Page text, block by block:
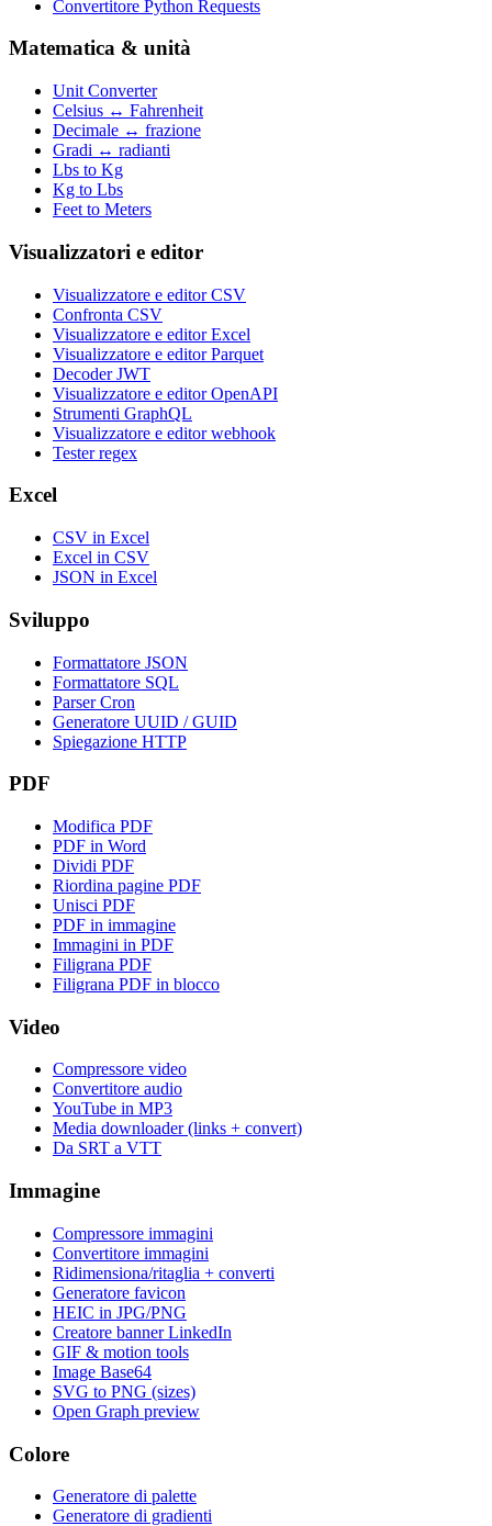
Convertitore Python Requests
Matematica & unità
Unit Converter
Celsius ↔ Fahrenheit
Decimale ↔ frazione
Gradi ↔ radianti
Lbs to Kg
Kg to Lbs
Feet to Meters
Visualizzatori e editor
Visualizzatore e editor CSV
Confronta CSV
Visualizzatore e editor Excel
Visualizzatore e editor Parquet
Decoder JWT
Visualizzatore e editor OpenAPI
Strumenti GraphQL
Visualizzatore e editor webhook
Tester regex
Excel
CSV in Excel
Excel in CSV
JSON in Excel
Sviluppo
Formattatore JSON
Formattatore SQL
Parser Cron
Generatore UUID / GUID
Spiegazione HTTP
PDF
Modifica PDF
PDF in Word
Dividi PDF
Riordina pagine PDF
Unisci PDF
PDF in immagine
Immagini in PDF
Filigrana PDF
Filigrana PDF in blocco
Video
Compressore video
Convertitore audio
YouTube in MP3
Media downloader (links + convert)
Da SRT a VTT
Immagine
Compressore immagini
Convertitore immagini
Ridimensiona/ritaglia + converti
Generatore favicon
HEIC in JPG/PNG
Creatore banner LinkedIn
GIF & motion tools
Image Base64
SVG to PNG (sizes)
Open Graph preview
Colore
Generatore di palette
Generatore di gradienti